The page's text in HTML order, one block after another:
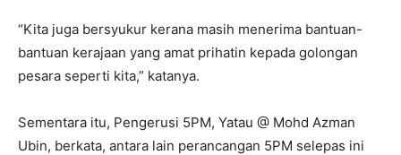
“Kita juga bersyukur kerana masih menerima bantuan-
bantuan kerajaan yang amat prihatin kepada golongan
pesara seperti kita,” katanya.
Sementara itu, Pengerusi 5PM, Yatau @ Mohd Azman
Ubin, berkata, antara lain perancangan 5PM selepas ini